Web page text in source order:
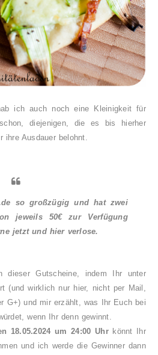
ich auch noch eine Kleinigkeit für
diejenigen, die es bis hierher
ihre Ausdauer belohnt.
so großzügig und hat zwei
jeweils 50€ zur Verfügung
jetzt und hier verlose.
dieser Gutscheine, indem Ihr unter
(und wirklich nur hier, nicht per Mail,
G+) und mir erzählt, was Ihr Euch bei
wenn Ihr denn gewinnt.
18.05.2024 um 24:00 Uhrkönnt Ihr
und ich werde die Gewinner dann